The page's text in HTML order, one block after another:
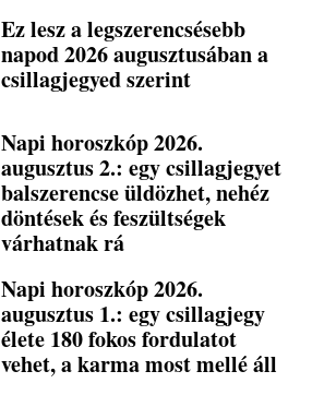
Ez lesz a legszerencsésebb
napod 2026 augusztusában a
csillagjegyed szerint
Napi horoszkóp 2026.
augusztus 2.: egy csillagjegyet
balszerencse üldözhet, nehéz
döntések és feszültségek
várhatnak rá
Napi horoszkóp 2026.
augusztus 1.: egy csillagjegy
élete 180 fokos fordulatot
vehet, a karma most mellé áll